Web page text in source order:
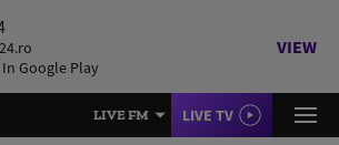
In Google Play
VIEW
LIVE FM LIVE TV